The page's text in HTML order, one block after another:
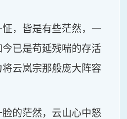
，皆是有些茫然，一
已是苟延残喘的存活
云岚宗那般庞大阵容
的茫然，云山心中怒